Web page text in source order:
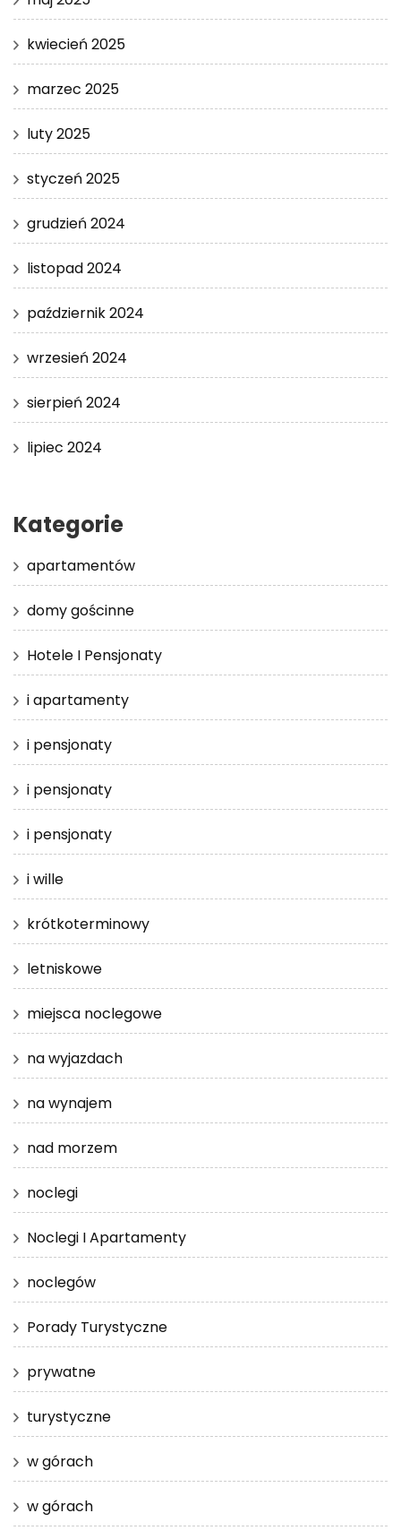
kwiecień 2025
marzec 2025
luty 2025
styczeń 2025
grudzień 2024
listopad 2024
październik 2024
wrzesień 2024
sierpień 2024
lipiec 2024
Kategorie
apartamentów
domy gościnne
Hotele I Pensjonaty
i apartamenty
i pensjonaty
i pensjonaty
i pensjonaty
i wille
krótkoterminowy
letniskowe
miejsca noclegowe
na wyjazdach
na wynajem
nad morzem
noclegi
Noclegi I Apartamenty
noclegów
Porady Turystyczne
prywatne
turystyczne
w górach
w górach